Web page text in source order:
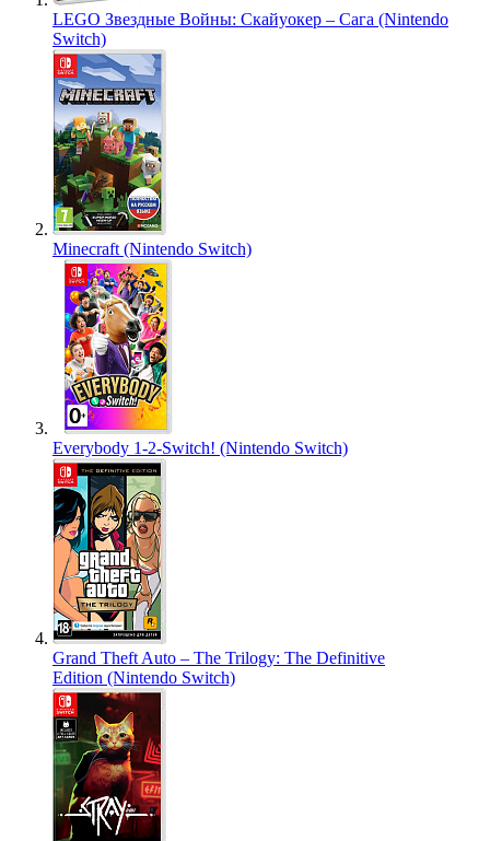
LEGO Звездные Войны: Скайуокер – Сага (Nintendo
Switch)
Minecraft (Nintendo Switch)
Everybody 1-2-Switch! (Nintendo Switch)
Grand Theft Auto – The Trilogy: The Definitive
Edition (Nintendo Switch)